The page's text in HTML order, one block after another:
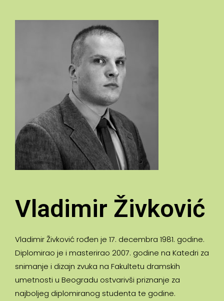
Vladimir Živković
Vladimir Živković rođen je 17. decembra 1981. godine.
Diplomirao je i masterirao 2007. godine na Katedri za
snimanje i dizajn zvuka na Fakultetu dramskih
umetnosti u Beogradu ostvarivši priznanje za
najboljeg diplomiranog studenta te godine.